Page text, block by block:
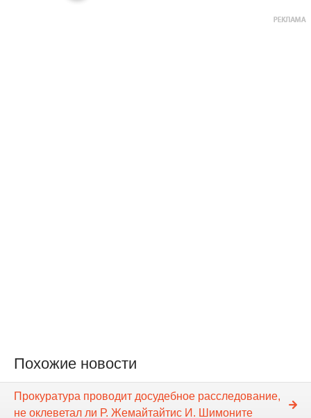
Похожие новости
Прокуратура проводит досудебное расследование,
не оклеветал ли Р. Жемайтайтис И. Шимоните